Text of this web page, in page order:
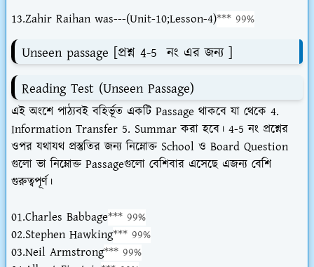
13.Zahir Raihan was---(Unit-10;Lesson-4)*** 99%
Unseen passage [প্রশ্ন 4-5 নং এর জন্য ]
Reading Test (Unseen Passage)
এই অংশে পাঠ্যবই বহির্ভূত একটি Passage থাকবে যা থেকে 4.
Information Transfer 5. Summar করা হবে। 4-5 নং প্রশ্নের
ওপর যথাযথ প্রস্তুতির জন্য নিম্নোক্ত School ও Board Question
গুলো ভা নিম্নোক্ত Passageগুলো বেশিবার এসেছে এজন্য বেশি
গুরুত্বপূর্ণ।
01.Charles Babbage*** 99%
02.Stephen Hawking*** 99%
03.Neil Armstrong*** 99%